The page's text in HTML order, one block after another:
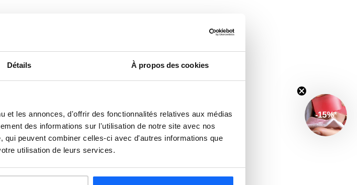
Détails À propos des cookies
et les annonces, d'offrir des fonctionnalités relatives aux médias
des informations sur l'utilisation de notre site avec nos
peuvent combiner celles-ci avec d'autres informations que
utilisation de leurs services.
-15%*